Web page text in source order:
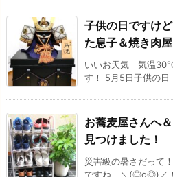
子供の日ですけ
た息子＆焼き肉
いいお天気 気温
す！ 5月5日子供の日
お蕎麦屋さんへ
見つけました！
災害級の暑さだって
ですね ＼(◎o◎)／